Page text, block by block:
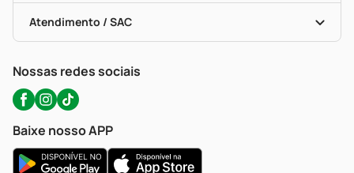
Bulas De A A Z
Políticas De Marketplace
Autoteste Covid-19
Portal Da Privacidade
Atendimento / SAC
Nossas redes sociais
Baixe nosso APP